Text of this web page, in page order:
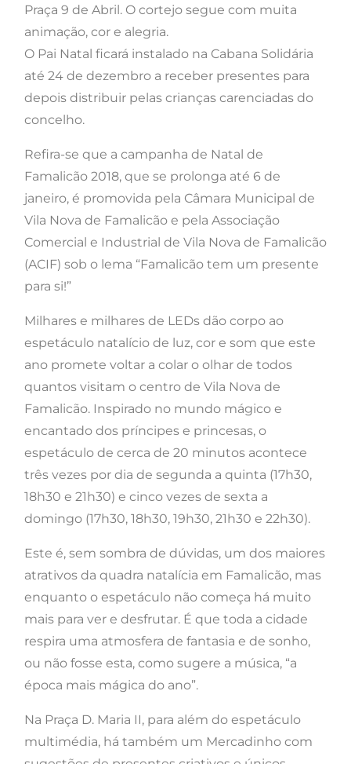
Praça 9 de Abril. O cortejo segue com muita
animação, cor e alegria.
O Pai Natal ficará instalado na Cabana Solidária
até 24 de dezembro a receber presentes para
depois distribuir pelas crianças carenciadas do
concelho.
Refira-se que a campanha de Natal de
Famalicão 2018, que se prolonga até 6 de
janeiro, é promovida pela Câmara Municipal de
Vila Nova de Famalicão e pela Associação
Comercial e Industrial de Vila Nova de Famalicão
(ACIF) sob o lema “Famalicão tem um presente
para si!”
Milhares e milhares de LEDs dão corpo ao
espetáculo natalício de luz, cor e som que este
ano promete voltar a colar o olhar de todos
quantos visitam o centro de Vila Nova de
Famalicão. Inspirado no mundo mágico e
encantado dos príncipes e princesas, o
espetáculo de cerca de 20 minutos acontece
três vezes por dia de segunda a quinta (17h30,
18h30 e 21h30) e cinco vezes de sexta a
domingo (17h30, 18h30, 19h30, 21h30 e 22h30).
Este é, sem sombra de dúvidas, um dos maiores
atrativos da quadra natalícia em Famalicão, mas
enquanto o espetáculo não começa há muito
mais para ver e desfrutar. É que toda a cidade
respira uma atmosfera de fantasia e de sonho,
ou não fosse esta, como sugere a música, “a
época mais mágica do ano”.
Na Praça D. Maria II, para além do espetáculo
multimédia, há também um Mercadinho com